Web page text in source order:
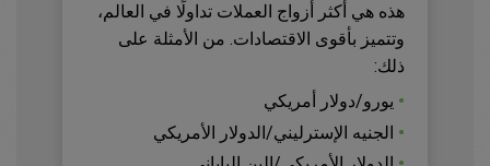
هذه هي أكثر أزواج العملات تداولًا في العالم،
وتتميز بأقوى الاقتصادات. من الأمثلة على
ذلك:
• يورو/دولار أمريكي
• الجنيه الإسترليني/الدولار الأمريكي